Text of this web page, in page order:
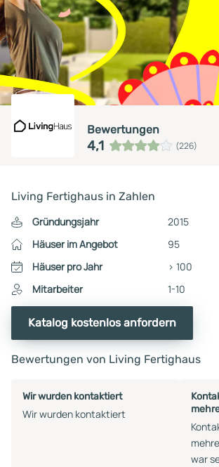
Bewertungen
4,1 (226)
Living Fertighaus in Zahlen
Gründungsjahr
2015
Häuser im Angebot
95
Häuser pro Jahr
> 100
Mitarbeiter
1-10
Katalog kostenlos anfordern
Bewertungen von Living Fertighaus
Wir wurden kontaktiert
Wir wurden kontaktiert
war